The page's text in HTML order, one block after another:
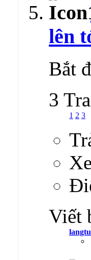
lên
Bắt
3
1 2 3
Viết